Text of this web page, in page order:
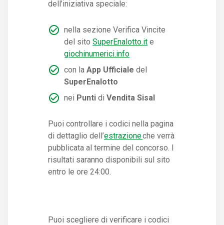
dell’iniziativa speciale:
nella sezione Verifica Vincite
del sito SuperEnalotto.it e
giochinumerici.info
con la App Ufficiale del
SuperEnalotto
nei Punti di Vendita Sisal
Puoi controllare i codici nella pagina
di dettaglio dell’estrazioneche verrà
pubblicata al termine del concorso. I
risultati saranno disponibili sul sito
entro le ore 24:00.
Puoi scegliere di verificare i codici